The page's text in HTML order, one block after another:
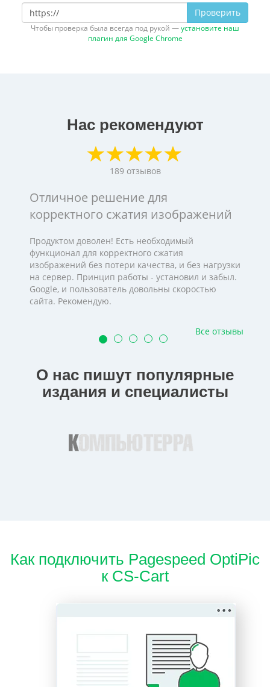
Проверить
Чтобы проверка была всегда под рукой —установите наш
плагин для Google Chrome
Нас рекомендуют
189 отзывов
Отличное решение для
корректного сжатия изображений
Продуктом доволен! Есть необходимый
функционал для корректного сжатия
изображений без потери качества, и без нагрузки
на сервер. Принцип работы - установил и забыл.
Google, и пользователь довольны скоростью
сайта. Рекомендую.
Все отзывы
О нас пишут популярные
издания и специалисты
Как подключить Pagespeed OptiPic
к CS-Cart